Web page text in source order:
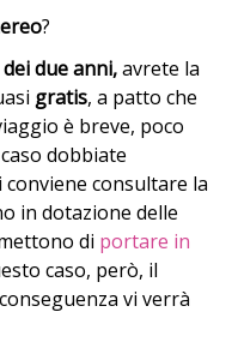
?
due anni,avrete la
gratis, a patto che
è breve, poco
dobbiate
consultare la
in dotazione delle
di portare in
caso, però, il
vi verrà